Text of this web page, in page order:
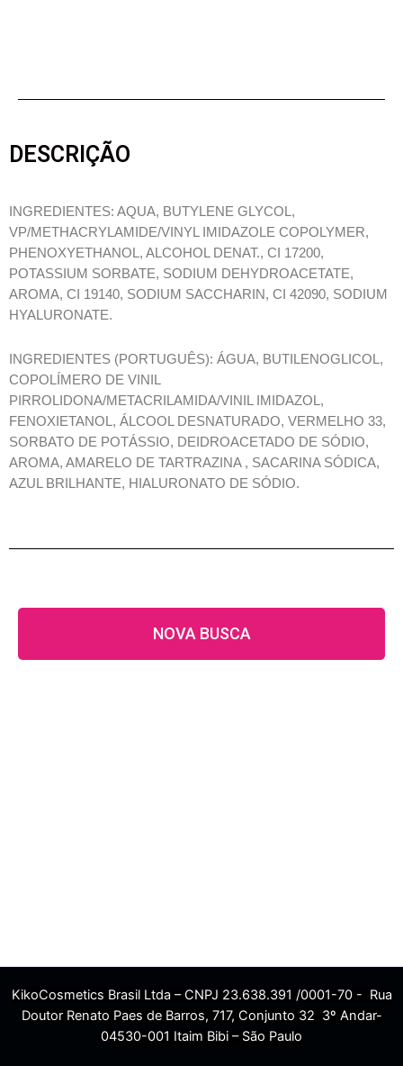
DESCRIÇÃO
INGREDIENTES: AQUA, BUTYLENE GLYCOL,
VP/METHACRYLAMIDE/VINYL IMIDAZOLE COPOLYMER,
PHENOXYETHANOL, ALCOHOL DENAT., CI 17200,
POTASSIUM SORBATE, SODIUM DEHYDROACETATE,
AROMA, CI 19140, SODIUM SACCHARIN, CI 42090, SODIUM
HYALURONATE.
INGREDIENTES (PORTUGUÊS): ÁGUA, BUTILENOGLICOL,
COPOLÍMERO DE VINIL
PIRROLIDONA/METACRILAMIDA/VINIL IMIDAZOL,
FENOXIETANOL, ÁLCOOL DESNATURADO, VERMELHO 33,
SORBATO DE POTÁSSIO, DEIDROACETADO DE SÓDIO,
AROMA, AMARELO DE TARTRAZINA , SACARINA SÓDICA,
AZUL BRILHANTE, HIALURONATO DE SÓDIO.
NOVA BUSCA
KikoCosmetics Brasil Ltda – CNPJ 23.638.391 /0001-70 - Rua
Doutor Renato Paes de Barros, 717, Conjunto 32 3º Andar-
04530-001 Itaim Bibi – São Paulo